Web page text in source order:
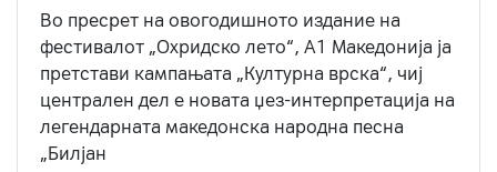
Во пресрет на овогодишното издание на
фестивалот „Охридско лето“, А1 Македонија ја
претстави кампањата „Културна врска“, чиј
централен дел е новата џез-интерпретација на
легендарната македонска народна песна
„Билјан